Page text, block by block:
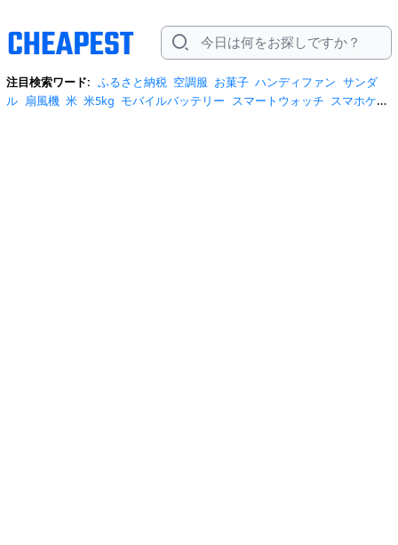
注目検索ワード: ふるさと納税 空調服 お菓子 ハンディファン サンダ
ル 扇風機 米 米5kg モバイルバッテリー スマートウォッチ スマホケー